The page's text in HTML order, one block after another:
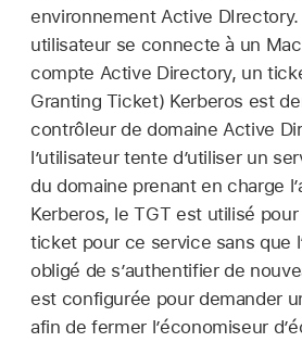
environnement Active DIrectory.
utilisateur se connecte à un Mac
compte Active Directory, un
Granting Ticket) Kerberos est
contrôleur de domaine Active
l’utilisateur tente d’utiliser un
du domaine prenant en charge
Kerberos, le TGT est utilisé
ticket pour ce service sans que
obligé de s’authentifier de
est configurée pour demander
afin de fermer l’économiseur